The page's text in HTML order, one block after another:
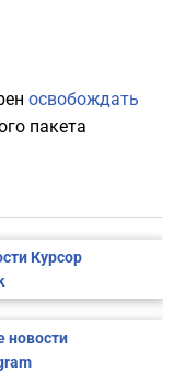
освобождать
пакета
Курсор
новости